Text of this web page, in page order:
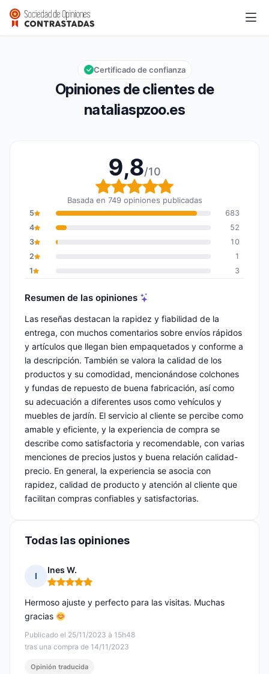
nataliaspzoo.es
Calificación global: 9,8 de 10
9,8/10
Opiniones de clientes de
nataliaspzoo.es
Certificado de confianza
9,8/10
Calificación global: 9,8
Basada en 749 opiniones publicadas
5
683
4
52
3
10
2
1
1
3
Resumen de las opiniones
Las reseñas destacan la rapidez y fiabilidad de la
entrega, con muchos comentarios sobre envíos rápidos
y artículos que llegan bien empaquetados y conforme a
la descripción. También se valora la calidad de los
productos y su comodidad, mencionándose colchones
y fundas de repuesto de buena fabricación, así como
su adecuación a diferentes usos como vehículos y
muebles de jardín. El servicio al cliente se percibe como
amable y eficiente, y la experiencia de compra se
describe como satisfactoria y recomendable, con varias
menciones de precios justos y buena relación calidad-
precio. En general, la experiencia se asocia con
rapidez, calidad de producto y atención al cliente que
facilitan compras confiables y satisfactorias.
Todas las opiniones
I
Ines W.
Nota: 5 de 5
Publicado el 25/11/2023 à 15h48
tras una compra de 14/11/2023
Hermoso ajuste y perfecto para las visitas. Muchas
gracias
Opinión traducida